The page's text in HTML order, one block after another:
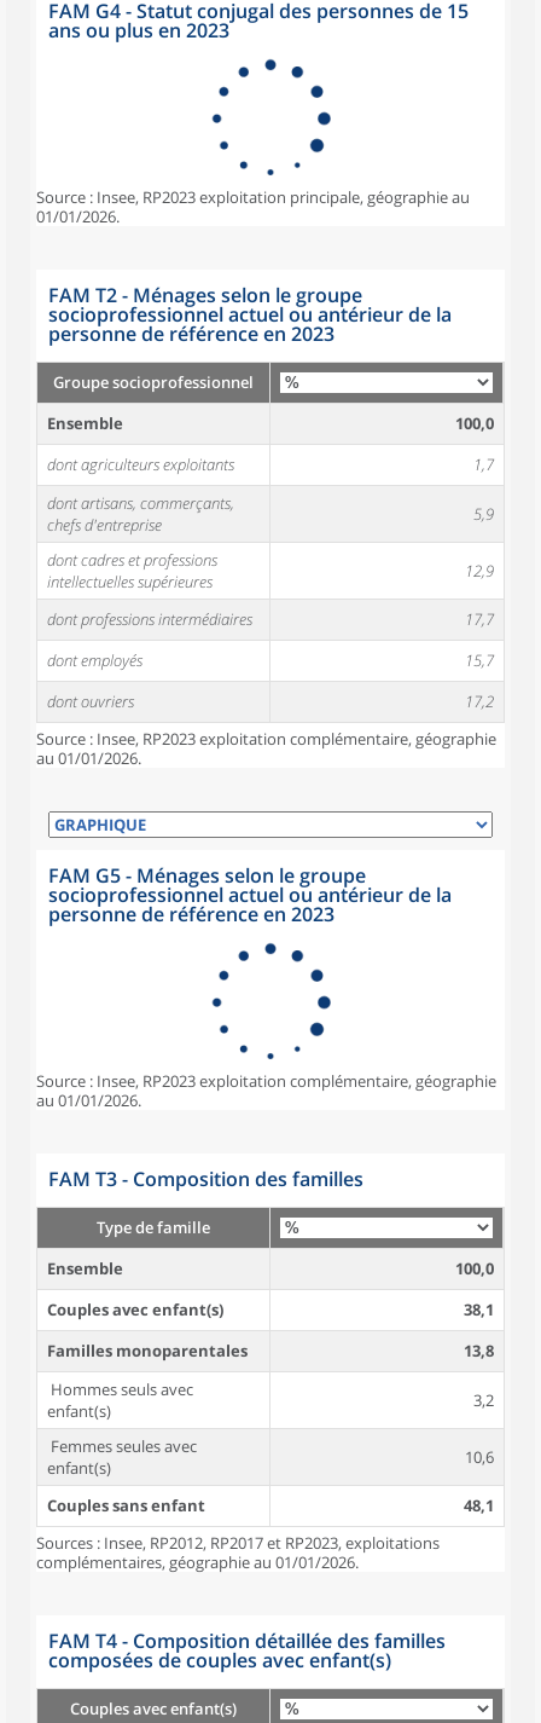
FAM G4 - Statut conjugal des personnes de 15
ans ou plus en 2023
Source : Insee, RP2023 exploitation principale, géographie au
01/01/2026.
FAM T2 - Ménages selon le groupe
socioprofessionnel actuel ou antérieur de la
personne de référence en 2023
Groupe socioprofessionnel
Ensemble
100,0
dont agriculteurs exploitants
1,7
dont artisans, commerçants,
chefs d'entreprise
5,9
dont cadres et professions
intellectuelles supérieures
12,9
dont professions intermédiaires
17,7
dont employés
15,7
dont ouvriers
17,2
Source : Insee, RP2023 exploitation complémentaire, géographie
au 01/01/2026.
FAM G5 - Ménages selon le groupe
socioprofessionnel actuel ou antérieur de la
personne de référence en 2023
Source : Insee, RP2023 exploitation complémentaire, géographie
au 01/01/2026.
FAM T3 - Composition des familles
Type de famille
Ensemble
100,0
Couples avec enfant(s)
38,1
Familles monoparentales
13,8
Hommes seuls avec
enfant(s)
3,2
Femmes seules avec
enfant(s)
10,6
Couples sans enfant
48,1
Sources : Insee, RP2012, RP2017 et RP2023, exploitations
complémentaires, géographie au 01/01/2026.
FAM T4 - Composition détaillée des familles
composées de couples avec enfant(s)
Couples avec enfant(s)